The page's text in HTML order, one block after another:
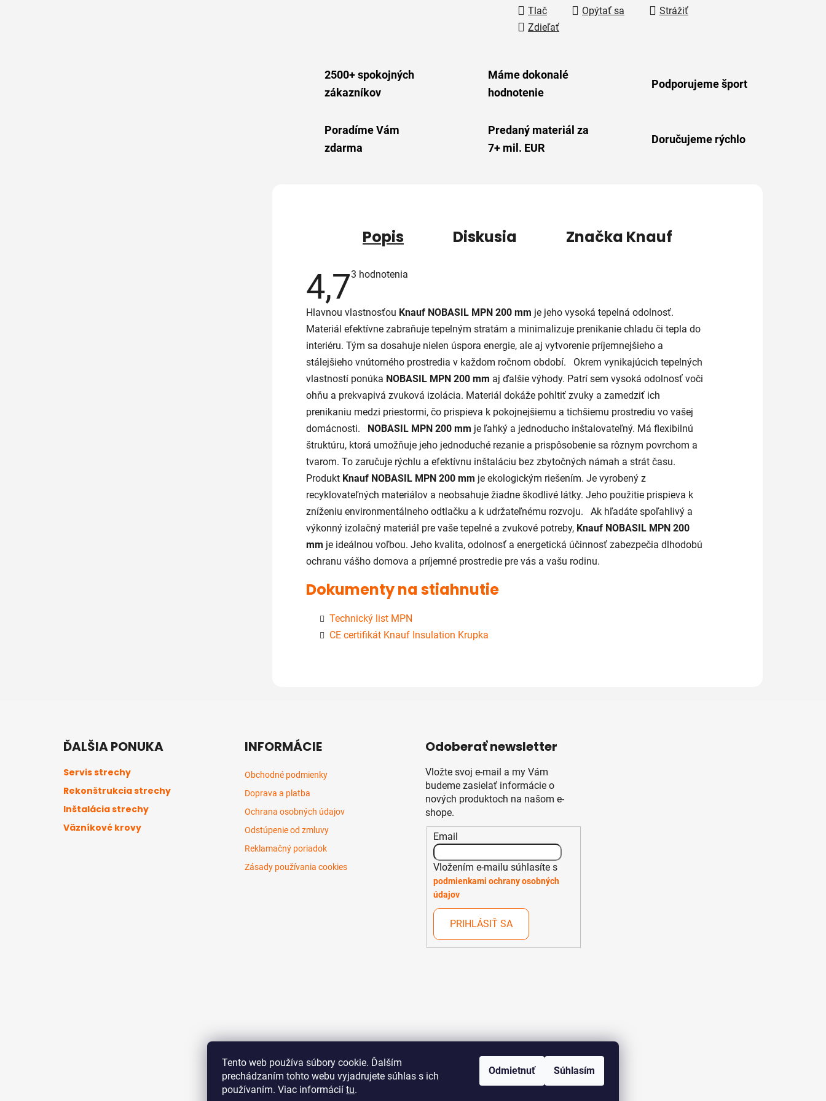
Tento web používa súbory cookie. Ďalším
prechádzaním tohto webu vyjadrujete súhlas s ich
používaním. Viac informácií tu.
Odmietnuť Súhlasím
Tlač Opýtať sa
Strážiť
Zdieľať
2500+ spokojných
zákazníkov
Máme dokonalé
hodnotenie
Podporujeme šport
Poradíme Vám
zdarma
Predaný materiál za
7+ mil. EUR
Doručujeme rýchlo
Popis Diskusia Značka Knauf
4,7Priemerné
4,7
z
5
hviezdičiek.
3 hodnotenia
Hlavnou vlastnosťou Knauf NOBASIL MPN 200 mm je jeho vysoká tepelná odolnosť.
Materiál efektívne zabraňuje tepelným stratám a minimalizuje prenikanie chladu či tepla do
interiéru. Tým sa dosahuje nielen úspora energie, ale aj vytvorenie príjemnejšieho a
stálejšieho vnútorného prostredia v každom ročnom období. Okrem vynikajúcich tepelných
vlastností ponúka NOBASIL MPN 200 mm aj ďalšie výhody. Patrí sem vysoká odolnosť voči
ohňu a prekvapivá zvuková izolácia. Materiál dokáže pohltiť zvuky a zamedziť ich
prenikaniu medzi priestormi, čo prispieva k pokojnejšiemu a tichšiemu prostrediu vo vašej
domácnosti. NOBASIL MPN 200 mm je ľahký a jednoducho inštalovateľný. Má flexibilnú
štruktúru, ktorá umožňuje jeho jednoduché rezanie a prispôsobenie sa rôznym povrchom a
tvarom. To zaručuje rýchlu a efektívnu inštaláciu bez zbytočných námah a strát času.
Produkt Knauf NOBASIL MPN 200 mm je ekologickým riešením. Je vyrobený z
recyklovateľných materiálov a neobsahuje žiadne škodlivé látky. Jeho použitie prispieva k
zníženiu environmentálneho odtlačku a k udržateľnému rozvoju. Ak hľadáte spoľahlivý a
výkonný izolačný materiál pre vaše tepelné a zvukové potreby, Knauf NOBASIL MPN 200
mm je ideálnou voľbou. Jeho kvalita, odolnosť a energetická účinnosť zabezpečia dlhodobú
ochranu vášho domova a príjemné prostredie pre vás a vašu rodinu.
Dokumenty na stiahnutie
Technický list MPN
CE certifikát Knauf Insulation Krupka
ĎALŠIA PONUKA
Servis strechy
Rekonštrukcia strechy
Inštalácia strechy
Väzníkové krovy
INFORMÁCIE
Obchodné podmienky
Doprava a platba
Ochrana osobných údajov
Odstúpenie od zmluvy
Reklamačný poriadok
Zásady používania cookies
Odoberať newsletter
Vložte svoj e-mail a my Vám
budeme zasielať informácie o
nových produktoch na našom e-
shope.
Email
Vložením e-mailu súhlasíte s
podmienkami ochrany osobných
údajov
PRIHLÁSIŤ SA